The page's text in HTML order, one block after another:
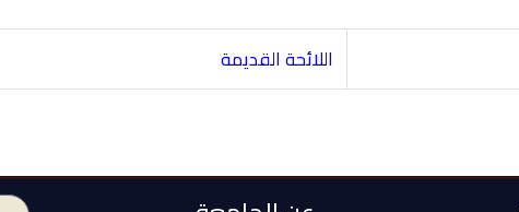
اللائحة القديمة